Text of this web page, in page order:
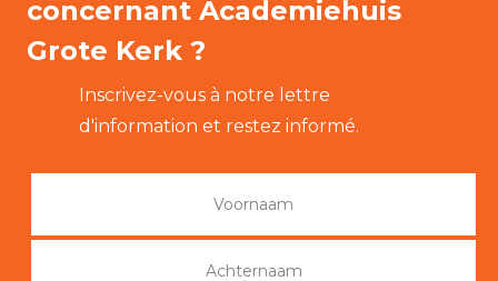
concernant Academiehuis
Grote Kerk ?
Inscrivez-vous à notre lettre
d'information et restez informé.